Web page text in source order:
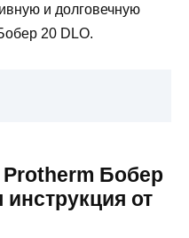
и долговечную
20 DLO.
Бобер
от